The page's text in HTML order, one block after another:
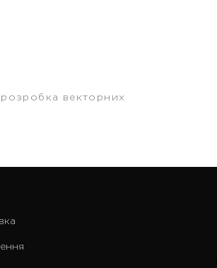
векторних